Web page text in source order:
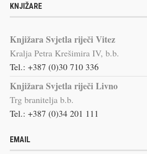
KNJIŽARE
Knjižara Svjetla riječi Vitez
Kralja Petra Krešimira IV, b.b.
Tel.: +387 (0)30 710 336
Knjižara Svjetla riječi Livno
Trg branitelja b.b.
Tel.: +387 (0)34 201 111
EMAIL